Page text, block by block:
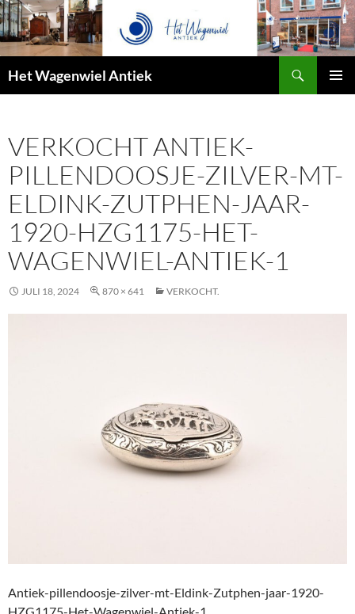
Het Wagenwiel Antiek
VERKOCHT ANTIEK-
PILLENDOOSJE-ZILVER-MT-
ELDINK-ZUTPHEN-JAAR-
1920-HZG1175-HET-
WAGENWIEL-ANTIEK-1
JULI 18, 2024 870 × 641 VERKOCHT.
Antiek-pillendoosje-zilver-mt-Eldink-Zutphen-jaar-1920-
HZG1175-Het-Wagenwiel-Antiek-1